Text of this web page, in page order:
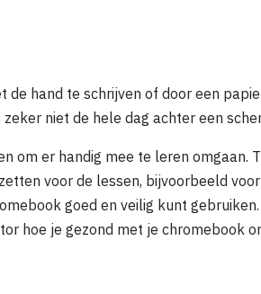
hand te schrijven of door een
niet de hele dag achter een
om er handig mee te leren omgaan.
voor de lessen, bijvoorbeeld
goed en veilig kunt gebruiken.
hoe je gezond met je chromebook